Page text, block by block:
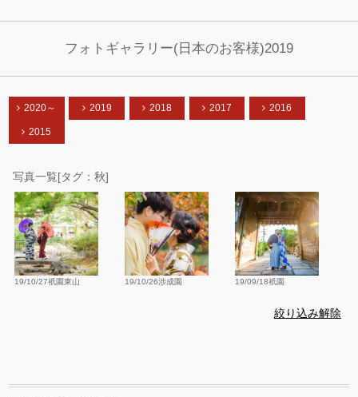
フォトギャラリー(日本のお客様)2019
2020～ 2019 2018 2017 2016
2015
写真一覧[タグ：秋]
19/10/27祇園東山 19/10/26涉成園 19/09/18祇園
絞り込み解除